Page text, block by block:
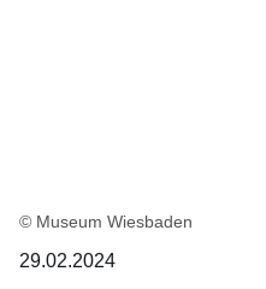
© Museum Wiesbaden
29.02.2024